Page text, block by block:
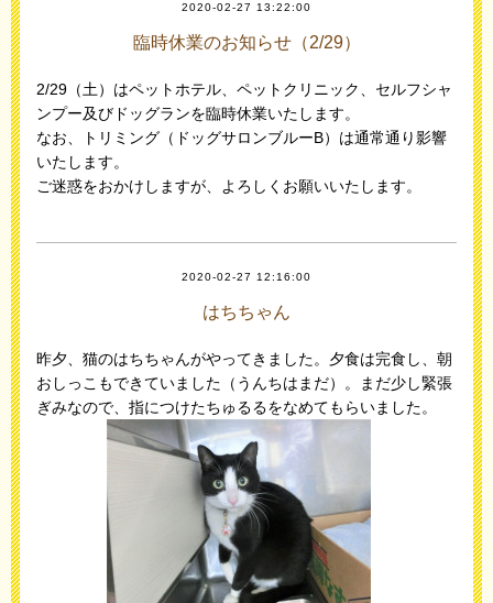
2020-02-27 13:22:00
臨時休業のお知らせ（2/29）
2/29（土）はペットホテル、ペットクリニック、セルフシャ
ンプー及びドッグランを臨時休業いたします。
なお、トリミング（ドッグサロンブルーB）は通常通り影響
いたします。
ご迷惑をおかけしますが、よろしくお願いいたします。
2020-02-27 12:16:00
はちちゃん
昨夕、猫のはちちゃんがやってきました。夕食は完食し、朝
おしっこもできていました（うんちはまだ）。まだ少し緊張
ぎみなので、指につけたちゅるるをなめてもらいました。